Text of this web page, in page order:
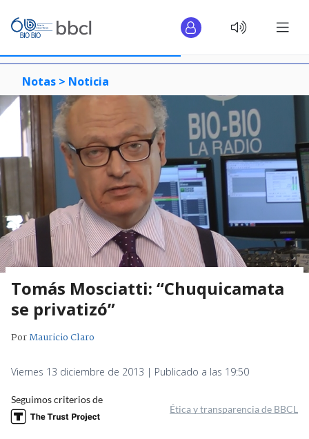
Notas > Noticia
Tomás Mosciatti: “Chuquicamata
se privatizó”
PorMauricio Claro
Viernes 13 diciembre de 2013 | Publicado a las 19:50
Seguimos criterios de
Ética y transparencia de BBCL